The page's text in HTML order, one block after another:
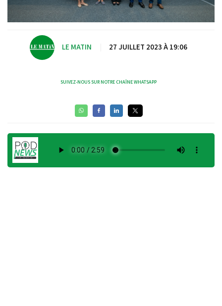
LE MATIN 27 JUILLET 2023 À 19:06
SUIVEZ-NOUS SUR NOTRE CHAÎNE WHATSAPP